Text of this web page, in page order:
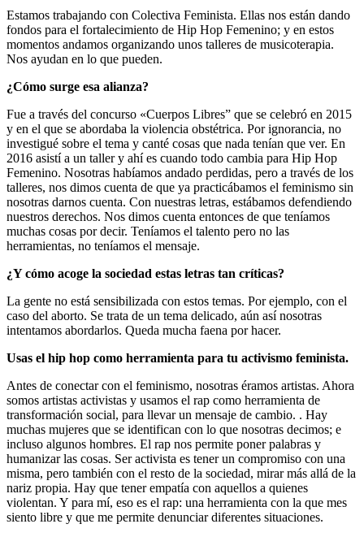
Estamos trabajando con Colectiva Feminista. Ellas nos están dando
fondos para el fortalecimiento de Hip Hop Femenino; y en estos
momentos andamos organizando unos talleres de musicoterapia.
Nos ayudan en lo que pueden.
¿Cómo surge esa alianza?
Fue a través del concurso «Cuerpos Libres” que se celebró en 2015
y en el que se abordaba la violencia obstétrica. Por ignorancia, no
investigué sobre el tema y canté cosas que nada tenían que ver. En
2016 asistí a un taller y ahí es cuando todo cambia para Hip Hop
Femenino. Nosotras habíamos andado perdidas, pero a través de los
talleres, nos dimos cuenta de que ya practicábamos el feminismo sin
nosotras darnos cuenta. Con nuestras letras, estábamos defendiendo
nuestros derechos. Nos dimos cuenta entonces de que teníamos
muchas cosas por decir. Teníamos el talento pero no las
herramientas, no teníamos el mensaje.
¿Y cómo acoge la sociedad estas letras tan críticas?
La gente no está sensibilizada con estos temas. Por ejemplo, con el
caso del aborto. Se trata de un tema delicado, aún así nosotras
intentamos abordarlos. Queda mucha faena por hacer.
Usas el hip hop como herramienta para tu activismo feminista.
Antes de conectar con el feminismo, nosotras éramos artistas. Ahora
somos artistas activistas y usamos el rap como herramienta de
transformación social, para llevar un mensaje de cambio. . Hay
muchas mujeres que se identifican con lo que nosotras decimos; e
incluso algunos hombres. El rap nos permite poner palabras y
humanizar las cosas. Ser activista es tener un compromiso con una
misma, pero también con el resto de la sociedad, mirar más allá de la
nariz propia. Hay que tener empatía con aquellos a quienes
violentan. Y para mí, eso es el rap: una herramienta con la que mes
siento libre y que me permite denunciar diferentes situaciones.